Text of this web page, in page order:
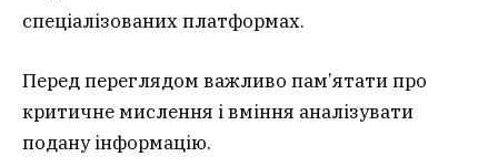
спеціалізованих платформах.
Перед переглядом важливо пам’ятати про
критичне мислення і вміння аналізувати
подану інформацію.